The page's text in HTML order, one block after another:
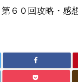
第６０回攻略・感